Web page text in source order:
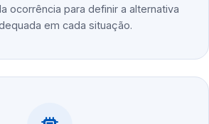
ocorrência para definir a alternativa
em cada situação.